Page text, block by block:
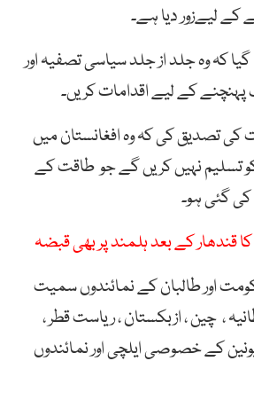
لیےزور دیا ہے۔
گیا کہ وہ جلد از جلد سیاسی تصفیہ اور
کے لیے اقدامات کریں۔
کی تصدیق کی کہ وہ افغانستان میں
نہیں کریں گے جو طاقت کے
گئی ہو۔
قندھار کے بعد ہلمند پر بھی قبضہ
اور طالبان کے نمائندوں سمیت
، چین ، ازبکستان ، ریاست قطر ،
یونین کے خصوصی ایلچی اور نمائندوں